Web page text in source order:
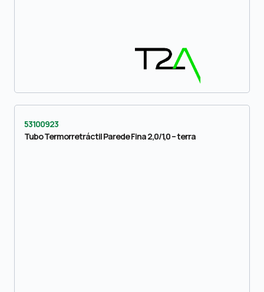
53100923
Tubo Termorretráctil Parede Fina 2,0/1,0 – terra